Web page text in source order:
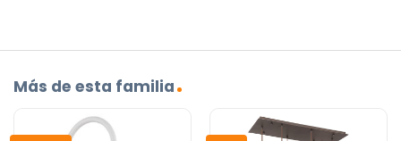
Más de esta familia